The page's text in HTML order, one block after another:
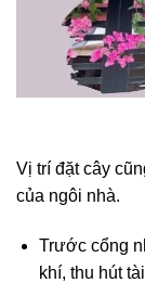
Vị trí đặt cây
của ngôi nhà.
Trước cổng
khí, thu hút